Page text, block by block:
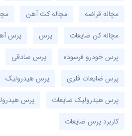
مچاله قراضه
مچاله کت آهن
مچاله کن ضایعات
پرس
پرس
پرس خودرو فرسوده
پرس صادقی
پرس ضایعات فلزی
پرس هیدرولیک
پرس هیدرولیک ضایعات
پرس
کاربرد پرس ضایعات